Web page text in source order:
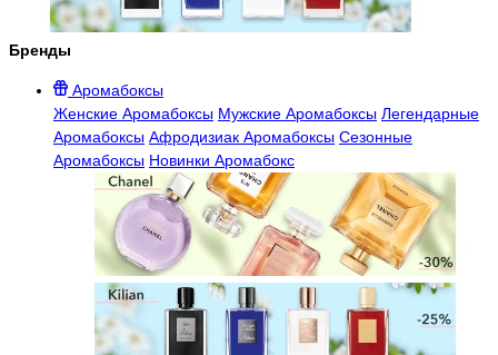
Бренды
Аромабоксы
Женские Аромабоксы Мужские Аромабоксы Легендарные
Аромабоксы Афродизиак Аромабоксы Сезонные
Аромабоксы Новинки Аромабокс